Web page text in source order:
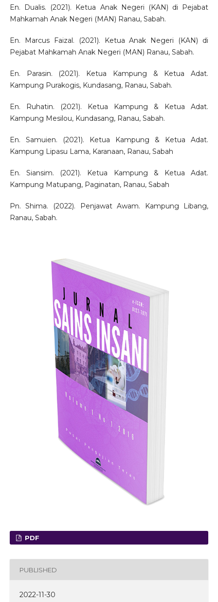
En. Dualis. (2021). Ketua Anak Negeri (KAN) di Pejabat
Mahkamah Anak Negeri (MAN) Ranau, Sabah.
En. Marcus Faizal. (2021). Ketua Anak Negeri (KAN) di
Pejabat Mahkamah Anak Negeri (MAN) Ranau, Sabah.
En. Parasin. (2021). Ketua Kampung & Ketua Adat.
Kampung Purakogis, Kundasang, Ranau, Sabah.
En. Ruhatin. (2021). Ketua Kampung & Ketua Adat.
Kampung Mesilou, Kundasang, Ranau, Sabah.
En. Samuien. (2021). Ketua Kampung & Ketua Adat.
Kampung Lipasu Lama, Karanaan, Ranau, Sabah
En. Siansim. (2021). Ketua Kampung & Ketua Adat.
Kampung Matupang, Paginatan, Ranau, Sabah
Pn. Shima. (2022). Penjawat Awam. Kampung Libang,
Ranau, Sabah.
PDF
PUBLISHED
2022-11-30